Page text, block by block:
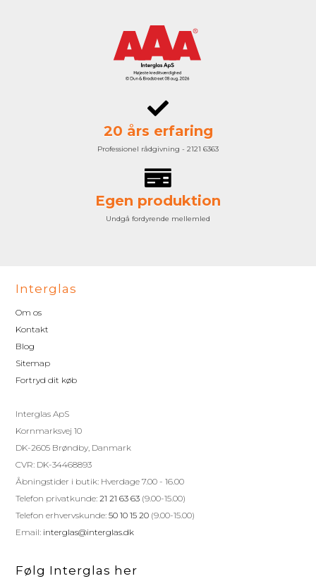
20 års erfaring
Professionel rådgivning - 2121 6363
Egen produktion
Undgå fordyrende mellemled
Interglas
Om os
Kontakt
Blog
Sitemap
Fortryd dit køb
Interglas ApS
Kornmarksvej 10
DK-2605 Brøndby, Danmark
CVR: DK-34468893
Åbningstider i butik: Hverdage 7.00 - 16.00
Telefon privatkunde:21 21 63 63 (9.00-15.00)
Telefon erhvervskunde:50 10 15 20 (9.00-15.00)
Email: interglas@interglas.dk
Følg Interglas her